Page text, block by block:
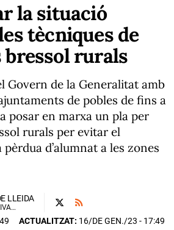
la situació
tècniques de
bressol rurals
Govern de la Generalitat amb
de pobles de fins a
posar en marxa un pla per
rurals per evitar el
d’alumnat a les zones
LLEIDA
COMISSIÓ EXECUTIVA CCOO DE LES TERRES DE LLEIDA
ACTUALITZAT: 16/DE GEN./23 - 17:49